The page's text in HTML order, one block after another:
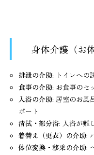
身体介護（お
排泄の介助: トイレへの
食事の介助: お食事のセ
入浴の介助: 居室のお風
ポート
清拭・部分浴: 入浴が難
着替え（更衣）の介助:
体位変換・移乗の介助: